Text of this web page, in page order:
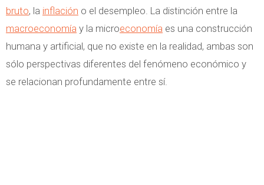
bruto, la inflación o el desempleo. La distinción entre la
macroeconomía y la microeconomía es una construcción
humana y artificial, que no existe en la realidad, ambas son
sólo perspectivas diferentes del fenómeno económico y
se relacionan profundamente entre sí.